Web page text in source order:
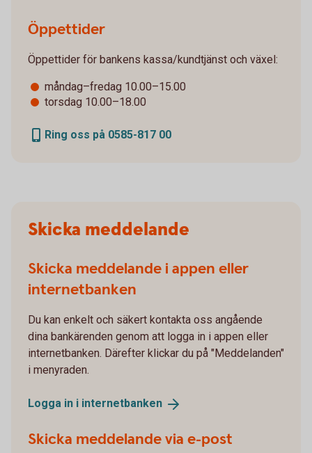
Öppettider
Öppettider för bankens kassa/kundtjänst och växel:
måndag–fredag 10.00–15.00
torsdag 10.00–18.00
Ring oss på 0585-817 00
Skicka meddelande
Skicka meddelande i appen eller
internetbanken
Du kan enkelt och säkert kontakta oss angående
dina bankärenden genom att logga in i appen eller
internetbanken. Därefter klickar du på "Meddelanden"
i menyraden.
Logga in i internetbanken
Skicka meddelande via e-post